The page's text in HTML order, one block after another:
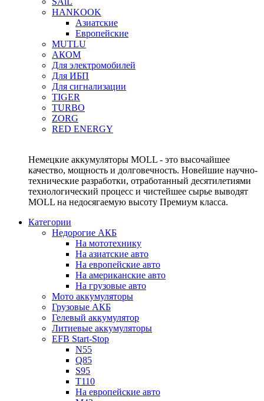
HANKOOK
Азиатские
Европейские
MUTLU
АКОМ
Для электромобилей
Для ИБП
Для сигнализации
TIGER
TURBO
ZORG
RED ENERGY
Немецкие аккумуляторы MOLL - это высочайшее
качество, мощность и долговечность. Новейшие научно-
технические разработки, отработанный десятилетиями
технологический процесс и чистейшее сырье выводят
MOLL на недосягаемую высоту Премиум класса.
Категории
Недорогие АКБ
На мототехнику
На азиатские авто
На европейские авто
На американские авто
На грузовые авто
Мото аккумуляторы
Грузовые АКБ
Гелевый аккумулятор
Литиевые аккумуляторы
EFB Start-Stop
N55
Q85
S95
T110
На европейские авто